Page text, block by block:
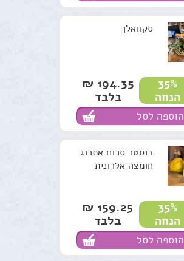
סקוואלן
35%
הנחה
194.35 ₪
בלבד
הוספה לסל
בוסטר סרום אתרוג
חומצה אלרונית
35%
הנחה
159.25 ₪
בלבד
הוספה לסל